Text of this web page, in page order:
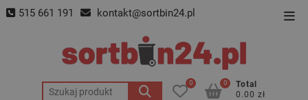
Skip 515 661 191 kontakt@sortbin24.pl
Szukaj:
0
Total
0.00 zł
0